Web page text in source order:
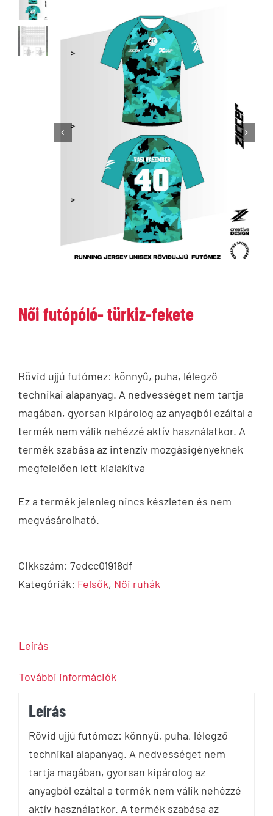
Női futópóló- türkiz-fekete
Rövid ujjú futómez: könnyű, puha, lélegző
technikai alapanyag. A nedvességet nem tartja
magában, gyorsan kipárolog az anyagból ezáltal a
termék nem válik nehézzé aktív használatkor. A
termék szabása az intenzív mozgásigényeknek
megfelelően lett kialakítva
Ez a termék jelenleg nincs készleten és nem
megvásárolható.
Cikkszám: 7edcc01918df
Kategóriák: Felsők, Női ruhák
Leírás
További információk
Leírás
Rövid ujjú futómez: könnyű, puha, lélegző
technikai alapanyag. A nedvességet nem
tartja magában, gyorsan kipárolog az
anyagból ezáltal a termék nem válik nehézzé
aktív használatkor. A termék szabása az